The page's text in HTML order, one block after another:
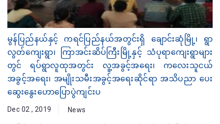
မွန်ပြည်နယ်နှင့် ကရင်ပြည်နယ်အတွင်းရှိ ချောင်းဆုံမြို့၊ ရွာ
လွတ်ကျေးရွာ၊ ကြာအင်းဆိပ်ကြီးမြို့နှင့် သံပုရာကျေးရွာများ
တွင် ရပ်ရွာလူထုအတွင်း လူ့အခွင့်အရေး၊ ကလေးသူငယ်
အခွင့်အရေး၊ အမျိုးသမီးအခွင့်အရေးဆိုင်ရာ အသိပညာ ပေး
ဆွေးနွေးဟောပြောပွဲကျင်းပ
Dec 02 , 2019 News